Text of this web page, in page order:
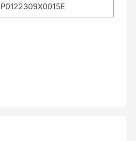
P0122309X0015E